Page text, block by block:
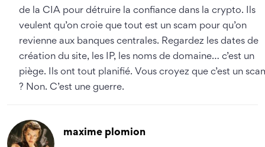
de la CIA pour détruire la confiance dans la crypto. Ils
veulent qu’on croie que tout est un scam pour qu’on
revienne aux banques centrales. Regardez les dates de
création du site, les IP, les noms de domaine… c’est un
piège. Ils ont tout planifié. Vous croyez que c’est un
? Non. C’est une guerre.
maxime plomion